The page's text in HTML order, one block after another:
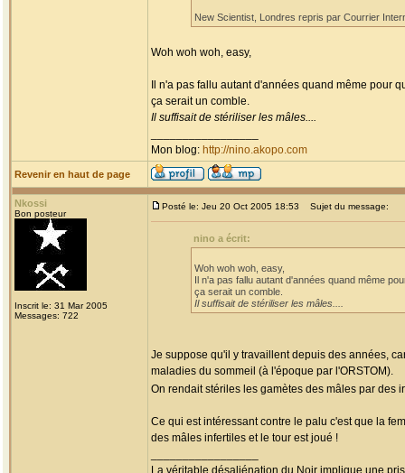
New Scientist, Londres repris par Courrier
Woh woh woh, easy,
Il n'a pas fallu autant d'années quand même pour
ça serait un comble.
Il suffisait de stériliser les mâles....
Mon blog: http://nino.akopo.com
Revenir en haut de page
Nkossi
Bon posteur
Inscrit le: 31 Mar 2005
Messages: 722
Posté le: Jeu 20 Oct 2005 18:53 Sujet du message:
nino a écrit:
Woh woh woh, easy,
Il n'a pas fallu autant d'années quand même
ça serait un comble.
Il suffisait de stériliser les mâles....
Je suppose qu'il y travaillent depuis des années,
maladies du sommeil (à l'époque par l'ORSTOM).
On rendait stériles les gamètes des mâles par
Ce qui est intéressant contre le palu c'est que la
des mâles infertiles et le tour est joué !
La véritable désaliénation du Noir implique une